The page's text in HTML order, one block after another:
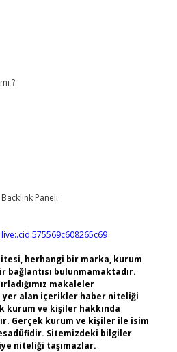
?
live:.cid.575569c608265c69
herhangi bir marka, kurum
bağlantısı bulunmamaktadır.
makaleler
yer alan içerikler haber niteliği
kurum ve kişiler hakkında
Gerçek kurum ve kişiler ile isim
Sitemizdeki bilgiler
niteliği taşımazlar.